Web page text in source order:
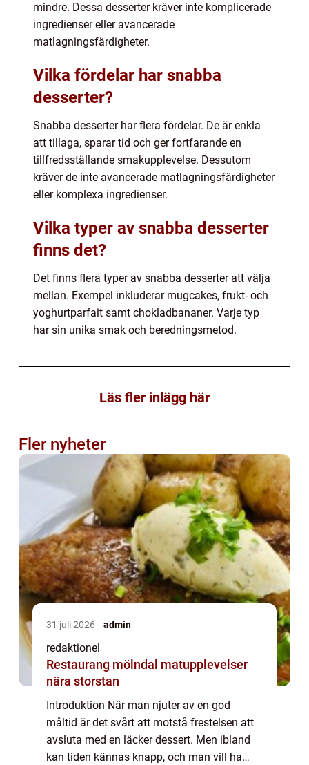
mindre. Dessa desserter kräver inte komplicerade
ingredienser eller avancerade
matlagningsfärdigheter.
Vilka fördelar har snabba
desserter?
Snabba desserter har flera fördelar. De är enkla
att tillaga, sparar tid och ger fortfarande en
tillfredsställande smakupplevelse. Dessutom
kräver de inte avancerade matlagningsfärdigheter
eller komplexa ingredienser.
Vilka typer av snabba desserter
finns det?
Det finns flera typer av snabba desserter att välja
mellan. Exempel inkluderar mugcakes, frukt- och
yoghurtparfait samt chokladbananer. Varje typ
har sin unika smak och beredningsmetod.
Läs fler inlägg här
Fler nyheter
31 juli 2026 admin
redaktionel
Restaurang mölndal matupplevelser
nära storstan
Introduktion När man njuter av en god
måltid är det svårt att motstå frestelsen att
avsluta med en läcker dessert. Men ibland
kan tiden kännas knapp, och man vill ha